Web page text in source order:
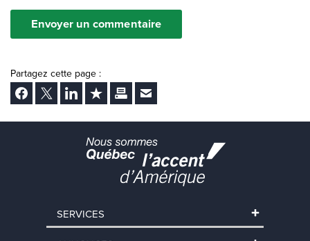
Envoyer un commentaire
Partagez cette page :
Facebook
Twitter LinkedInAjouter aux favoris
ImprimerEnvoyer Ã un ami
SERVICES